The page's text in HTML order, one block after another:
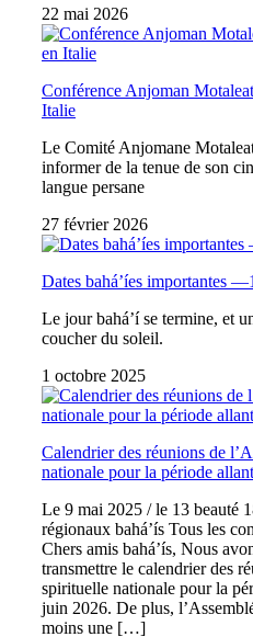
22 mai 2026
Conférence Anjoman
Italie
Le Comité Anjomane
informer de la tenue de son
langue persane
27 février 2026
Dates bahá’íes importantes
Le jour bahá’í se termine, et
coucher du soleil.
1 octobre 2025
Calendrier des réunions de
nationale pour la période
Le 9 mai 2025 / le 13 beauté
régionaux bahá’ís Tous les
Chers amis bahá’ís, Nous
transmettre le calendrier des
spirituelle nationale pour la
juin 2026. De plus,
moins une […]